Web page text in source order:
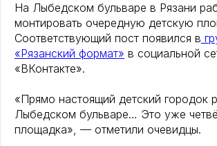
На Лыбедском бульваре в Рязани
монтировать очередную детскую
Соответствующий пост появился в
«Рязанский формат» в социальной
«ВКонтакте».
«Прямо настоящий детский городок
Лыбедском бульваре… Это уже
площадка», — отметили очевидцы.